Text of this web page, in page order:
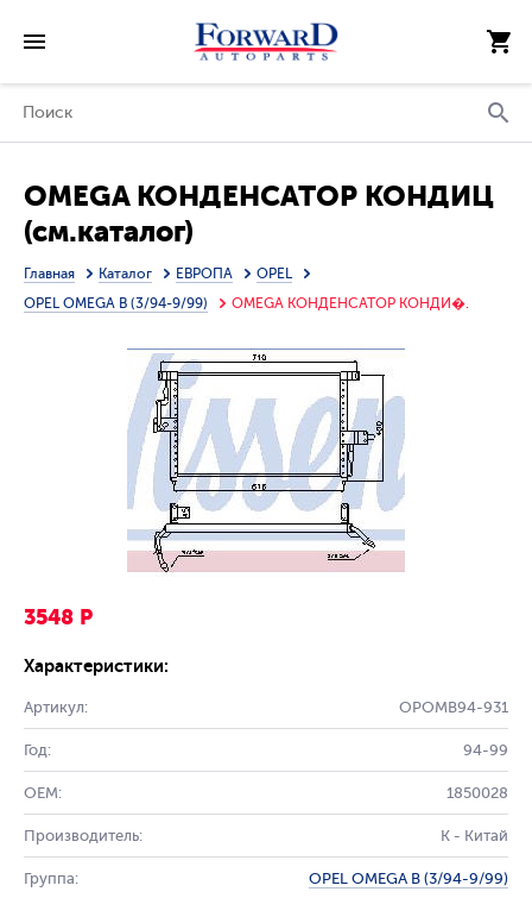
OMEGA КОНДЕНСАТОР КОНДИЦ
(см.каталог)
Главная Каталог ЕВРОПА
OPEL
OPEL OMEGA B (3/94-9/99)
OMEGA КОНДЕНСАТОР КОНДИ�.
3548 Р
Характеристики:
Артикул: OPOMB94-931
Год: 94-99
OEM: 1850028
Производитель: K - Китай
Группа: OPEL OMEGA B (3/94-9/99)